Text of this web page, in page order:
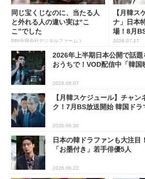
同じ宝くじなのに、当たる人
と外れる人の違い実は“こ
こ”でした
PR(合同会社デジタルファーム )
【月韓ス
ナ」日本
場！8月
2026.07.27
2026年上半期日本公開で話
おうちで！VOD配信中「韓国
2026.08.07
【月韓スケジュール】チャン
ク！7月BS放送開始 韓国ドラ
2026.06.30
日本の韓ドラファンも大注目
「お墨付き」若手俳優5人
2026.06.22